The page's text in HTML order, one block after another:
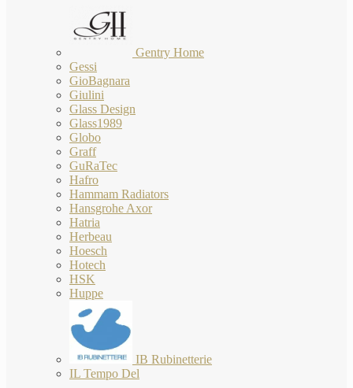
Gentry Home
Gessi
GioBagnara
Giulini
Glass Design
Glass1989
Globo
Graff
GuRaTec
Hafro
Hammam Radiators
Hansgrohe Axor
Hatria
Herbeau
Hoesch
Hotech
HSK
Huppe
IB Rubinetterie
IL Tempo Del